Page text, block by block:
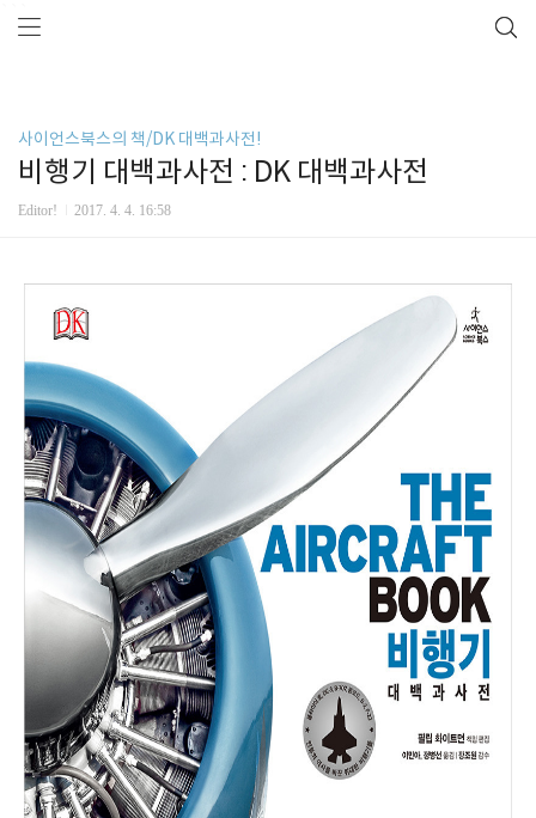
사이언스북스의 책/DK 대백과사전!
비행기 대백과사전 : DK 대백과사전
Editor! 2017. 4. 4. 16:58